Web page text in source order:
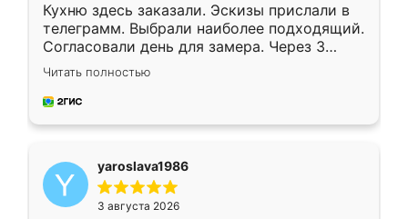
Кухню здесь заказали. Эскизы прислали в
телеграмм. Выбрали наиболее подходящий.
Согласовали день для замера. Через 3
недели кухня была уже готова. Остались
довольны работой. Спасибо Ренессанс
мебель за качественную работу!
Читать полностью
yaroslava1986
3 августа 2026